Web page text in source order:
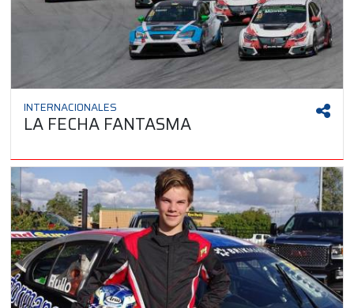
INTERNACIONALES
LA FECHA FANTASMA